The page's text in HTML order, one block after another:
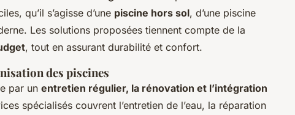
qu’il s’agisse d’une piscine hors sol, d’une piscine
Les solutions proposées tiennent compte de la
, tout en assurant durabilité et confort.
des piscines
par un entretien régulier, la rénovation et l’intégration
spécialisés couvrent l’entretien de l’eau, la réparation